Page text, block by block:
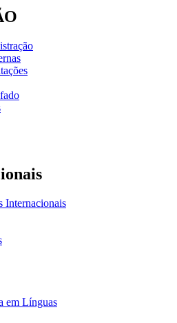
Internacionais
em Línguas